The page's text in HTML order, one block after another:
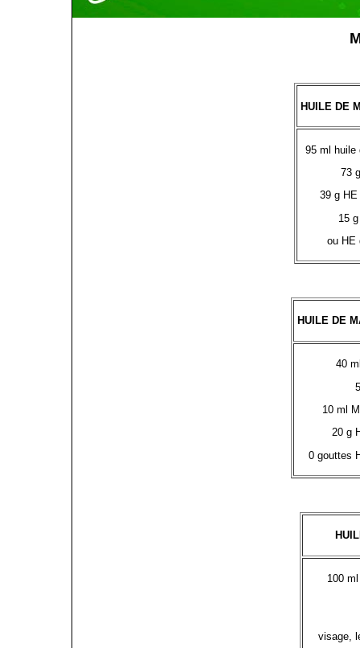
HUILE DE
95 ml huile
73
39 g
15
ou HE
HUILE DE
40
10 ml
20 g
0 gouttes
100
visage,